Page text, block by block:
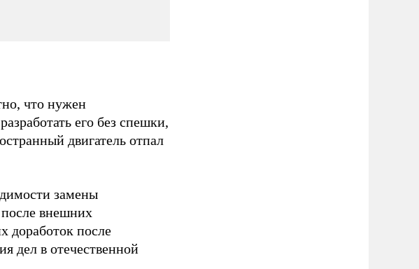
что нужен
его без спешки,
двигатель отпал
замены
после внешних
доработок после
дел в отечественной